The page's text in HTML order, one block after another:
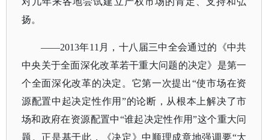
扬。
——2013年11月，十八届三中全会通过的《中共
中央关于全面深化改革若干重大问题的决定》是第一
个全面深化改革的决定。它第一次提出“使市场在资
源配置中起决定性作用”的论断，从根本上解决了市
场和政府在资源配置中“谁起决定性作用”这个重大问
题。正是基于此，《决定》中顺理成章地强调要“大